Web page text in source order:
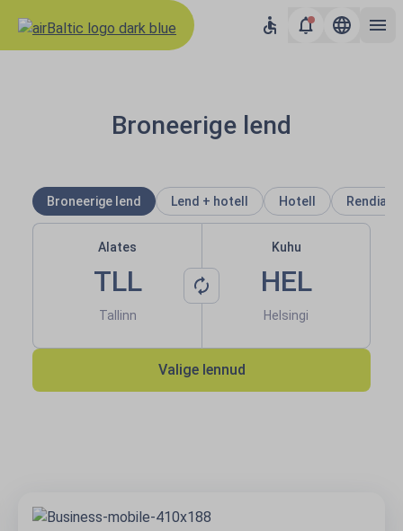
Broneerige lend
Broneerige lend Lend + hotell Hotell
Alates
TLL
Tallinn
Kuhu
HEL
Helsingi
Valige lennud